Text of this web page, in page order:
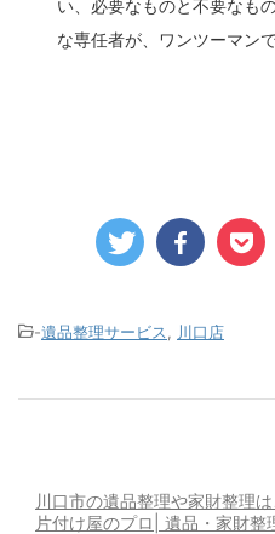
い、必要なものと不要なも
な専任者が、ワンツーマン
-遺品整理サービス 川口店
川口市の遺品整理や家財整理
片付け屋のプロ| 遺品・家財整